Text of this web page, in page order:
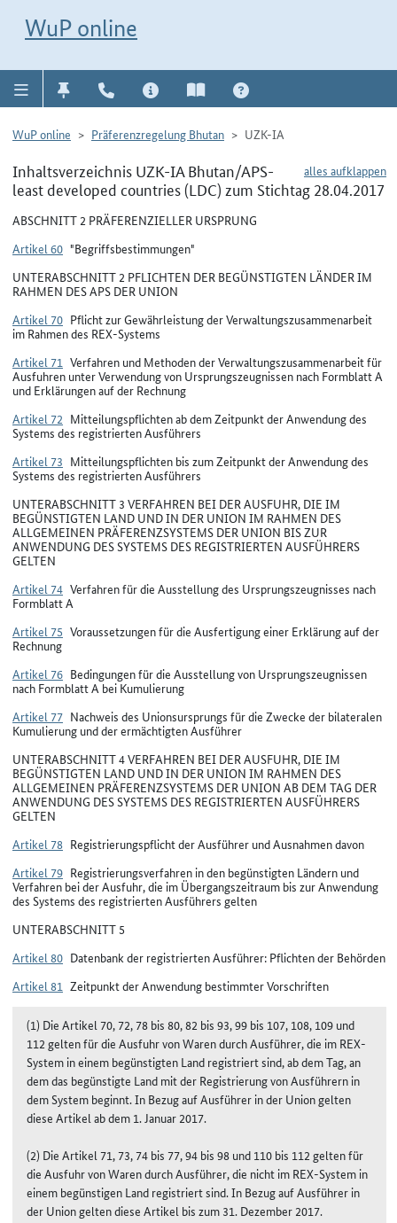
WuP online
WuP online Präferenzregelung Bhutan UZK-IA
alles aufklappen
Inhaltsverzeichnis UZK-IA Bhutan/APS-
least developed countries (LDC) zum Stichtag 28.04.2017
ABSCHNITT 2 PRÄFERENZIELLER URSPRUNG
Artikel 60 "Begriffsbestimmungen"
UNTERABSCHNITT 2 PFLICHTEN DER BEGÜNSTIGTEN LÄNDER IM
RAHMEN DES APS DER UNION
Artikel 70 Pflicht zur Gewährleistung der Verwaltungszusammenarbeit
im Rahmen des REX-Systems
Artikel 71 Verfahren und Methoden der Verwaltungszusammenarbeit für
Ausfuhren unter Verwendung von Ursprungszeugnissen nach Formblatt A
und Erklärungen auf der Rechnung
Artikel 72 Mitteilungspflichten ab dem Zeitpunkt der Anwendung des
Systems des registrierten Ausführers
Artikel 73 Mitteilungspflichten bis zum Zeitpunkt der Anwendung des
Systems des registrierten Ausführers
UNTERABSCHNITT 3 VERFAHREN BEI DER AUSFUHR, DIE IM
BEGÜNSTIGTEN LAND UND IN DER UNION IM RAHMEN DES
ALLGEMEINEN PRÄFERENZSYSTEMS DER UNION BIS ZUR
ANWENDUNG DES SYSTEMS DES REGISTRIERTEN AUSFÜHRERS
GELTEN
Artikel 74 Verfahren für die Ausstellung des Ursprungszeugnisses nach
Formblatt A
Artikel 75 Voraussetzungen für die Ausfertigung einer Erklärung auf der
Rechnung
Artikel 76 Bedingungen für die Ausstellung von Ursprungszeugnissen
nach Formblatt A bei Kumulierung
Artikel 77 Nachweis des Unionsursprungs für die Zwecke der bilateralen
Kumulierung und der ermächtigten Ausführer
UNTERABSCHNITT 4 VERFAHREN BEI DER AUSFUHR, DIE IM
BEGÜNSTIGTEN LAND UND IN DER UNION IM RAHMEN DES
ALLGEMEINEN PRÄFERENZSYSTEMS DER UNION AB DEM TAG DER
ANWENDUNG DES SYSTEMS DES REGISTRIERTEN AUSFÜHRERS
GELTEN
Artikel 78 Registrierungspflicht der Ausführer und Ausnahmen davon
Artikel 79 Registrierungsverfahren in den begünstigten Ländern und
Verfahren bei der Ausfuhr, die im Übergangszeitraum bis zur Anwendung
des Systems des registrierten Ausführers gelten
UNTERABSCHNITT 5
Artikel 80 Datenbank der registrierten Ausführer: Pflichten der Behörden
Artikel 81 Zeitpunkt der Anwendung bestimmter Vorschriften
(1) Die Artikel 70, 72, 78 bis 80, 82 bis 93, 99 bis 107, 108, 109 und
112 gelten für die Ausfuhr von Waren durch Ausführer, die im REX-
System in einem begünstigten Land registriert sind, ab dem Tag, an
dem das begünstigte Land mit der Registrierung von Ausführern in
dem System beginnt. In Bezug auf Ausführer in der Union gelten
diese Artikel ab dem 1. Januar 2017.
(2) Die Artikel 71, 73, 74 bis 77, 94 bis 98 und 110 bis 112 gelten für
die Ausfuhr von Waren durch Ausführer, die nicht im REX-System in
einem begünstigen Land registriert sind. In Bezug auf Ausführer in
der Union gelten diese Artikel bis zum 31. Dezember 2017.